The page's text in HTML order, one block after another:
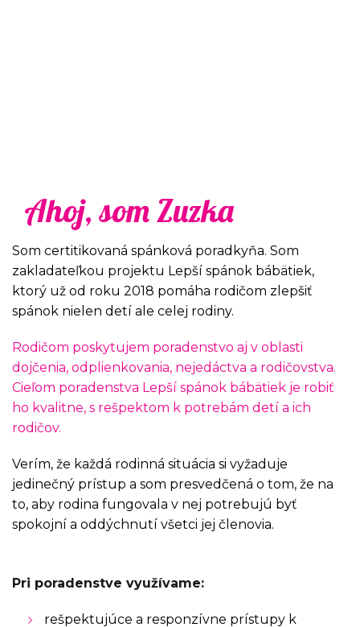
Ahoj, som Zuzka
Som certitikovaná spánková poradkyňa. Som
zakladateľkou projektu Lepší spánok bábätiek,
ktorý už od roku 2018 pomáha rodičom zlepšiť
spánok nielen detí ale celej rodiny.
Rodičom poskytujem poradenstvo aj v oblasti
dojčenia, odplienkovania, nejedáctva a rodičovstva.
Cieľom poradenstva Lepší spánok bábätiek je robiť
ho kvalitne, s rešpektom k potrebám detí a ich
rodičov.
Verím, že každá rodinná situácia si vyžaduje
jedinečný prístup a som presvedčená o tom, že na
to, aby rodina fungovala v nej potrebujú byť
spokojní a oddýchnutí všetci jej členovia.
Pri poradenstve využívame:
rešpektujúce a responzívne prístupy k